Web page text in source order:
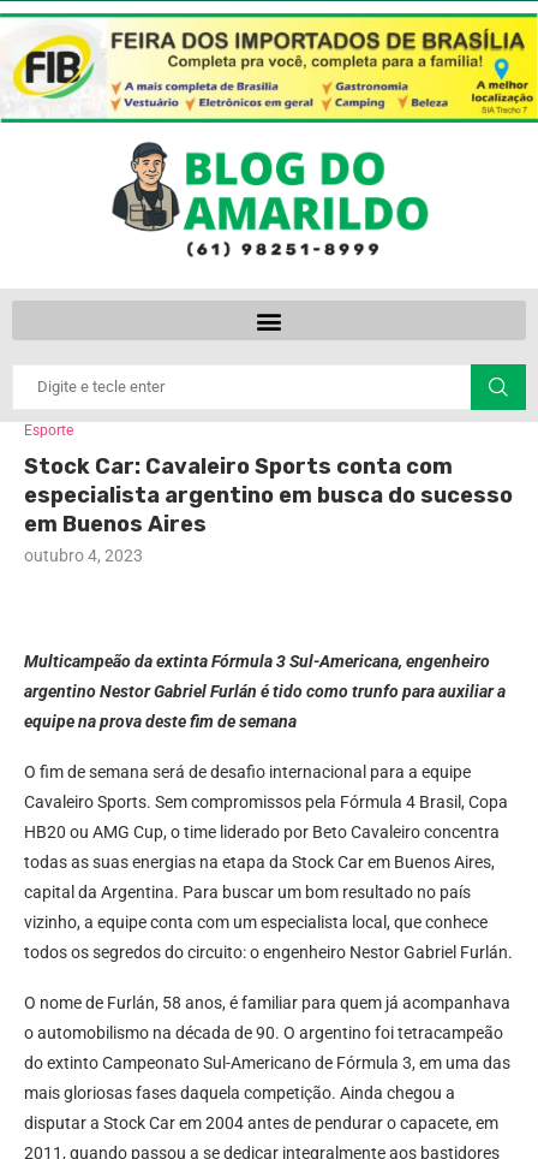
Esporte
Stock Car: Cavaleiro Sports conta com
especialista argentino em busca do sucesso
em Buenos Aires
outubro 4, 2023
Multicampeão da extinta Fórmula 3 Sul-Americana, engenheiro
argentino Nestor Gabriel Furlán é tido como trunfo para auxiliar a
equipe na prova deste fim de semana
O fim de semana será de desafio internacional para a equipe
Cavaleiro Sports. Sem compromissos pela Fórmula 4 Brasil, Copa
HB20 ou AMG Cup, o time liderado por Beto Cavaleiro concentra
todas as suas energias na etapa da Stock Car em Buenos Aires,
capital da Argentina. Para buscar um bom resultado no país
vizinho, a equipe conta com um especialista local, que conhece
todos os segredos do circuito: o engenheiro Nestor Gabriel Furlán.
O nome de Furlán, 58 anos, é familiar para quem já acompanhava
o automobilismo na década de 90. O argentino foi tetracampeão
do extinto Campeonato Sul-Americano de Fórmula 3, em uma das
mais gloriosas fases daquela competição. Ainda chegou a
disputar a Stock Car em 2004 antes de pendurar o capacete, em
2011, quando passou a se dedicar integralmente aos bastidores